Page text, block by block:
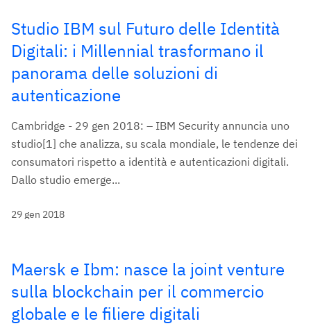
Studio IBM sul Futuro delle Identità
Digitali: i Millennial trasformano il
panorama delle soluzioni di
autenticazione
Cambridge - 29 gen 2018: – IBM Security annuncia uno
studio[1] che analizza, su scala mondiale, le tendenze dei
consumatori rispetto a identità e autenticazioni digitali.
Dallo studio emerge...
29 gen 2018
Maersk e Ibm: nasce la joint venture
sulla blockchain per il commercio
globale e le filiere digitali